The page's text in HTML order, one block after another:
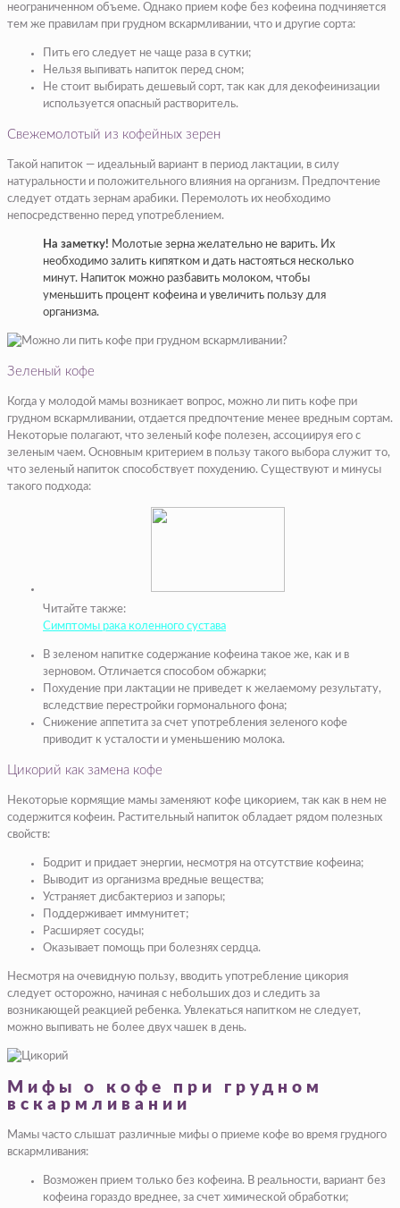
неограниченном объеме. Однако прием кофе без кофеина подчиняется
тем же правилам при грудном вскармливании, что и другие сорта:
Пить его следует не чаще раза в сутки;
Нельзя выпивать напиток перед сном;
Не стоит выбирать дешевый сорт, так как для декофеинизации
используется опасный растворитель.
Свежемолотый из кофейных зерен
Такой напиток — идеальный вариант в период лактации, в силу
натуральности и положительного влияния на организм. Предпочтение
следует отдать зернам арабики. Перемолоть их необходимо
непосредственно перед употреблением.
На заметку! Молотые зерна желательно не варить. Их
необходимо залить кипятком и дать настояться несколько
минут. Напиток можно разбавить молоком, чтобы
уменьшить процент кофеина и увеличить пользу для
организма.
Зеленый кофе
Когда у молодой мамы возникает вопрос, можно ли пить кофе при
грудном вскармливании, отдается предпочтение менее вредным сортам.
Некоторые полагают, что зеленый кофе полезен, ассоциируя его с
зеленым чаем. Основным критерием в пользу такого выбора служит то,
что зеленый напиток способствует похудению. Существуют и минусы
такого подхода:
Читайте также:
Симптомы рака коленного сустава
В зеленом напитке содержание кофеина такое же, как и в
зерновом. Отличается способом обжарки;
Похудение при лактации не приведет к желаемому результату,
вследствие перестройки гормонального фона;
Снижение аппетита за счет употребления зеленого кофе
приводит к усталости и уменьшению молока.
Цикорий как замена кофе
Некоторые кормящие мамы заменяют кофе цикорием, так как в нем не
содержится кофеин. Растительный напиток обладает рядом полезных
свойств:
Бодрит и придает энергии, несмотря на отсутствие кофеина;
Выводит из организма вредные вещества;
Устраняет дисбактериоз и запоры;
Поддерживает иммунитет;
Расширяет сосуды;
Оказывает помощь при болезнях сердца.
Несмотря на очевидную пользу, вводить употребление цикория
следует осторожно, начиная с небольших доз и следить за
возникающей реакцией ребенка. Увлекаться напитком не следует,
можно выпивать не более двух чашек в день.
Мифы о кофе при грудном
вскармливании
Мамы часто слышат различные мифы о приеме кофе во время грудного
вскармливания:
Возможен прием только без кофеина. В реальности, вариант без
кофеина гораздо вреднее, за счет химической обработки;